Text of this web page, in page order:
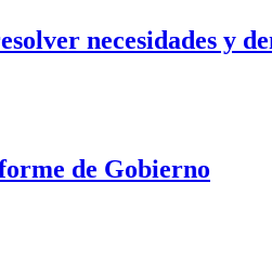
necesidades y
de Gobierno